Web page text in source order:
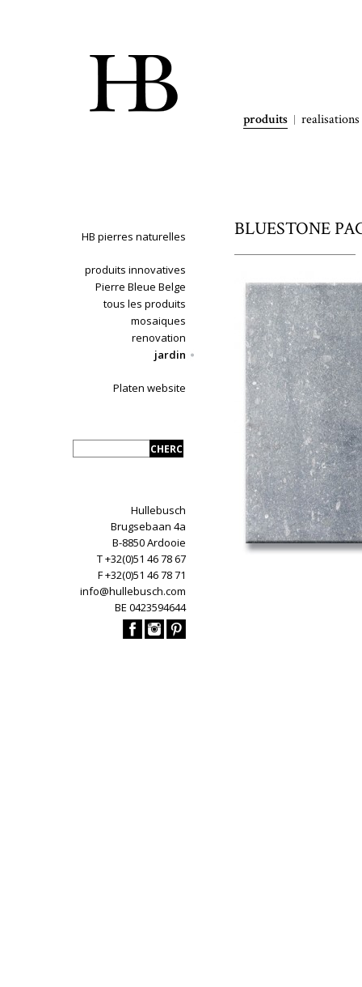
produits realisations
HB pierres naturelles
produits innovatives
Pierre Bleue Belge
tous les produits
mosaiques
renovation
jardin
Platen website
Hullebusch
Brugsebaan 4a
B-8850 Ardooie
T +32(0)51 46 78 67
F +32(0)51 46 78 71
info@hullebusch.com
BE 0423594644
BLUESTONE